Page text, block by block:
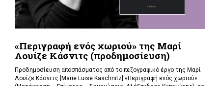
«Περιγραφή ενός χωριού» της Μαρί
Λουίζε Κάσνιτς (προδημοσίευση)
Προδημοσίευση αποσπάσματος από το πεζογραφικό έργο της Μαρί
Λουίζε Κάσνιτς [Marie Luise Kaschnitz] «Περιγραφή ενός χωριού»